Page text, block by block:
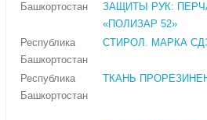
Башкортостан
ЗАЩИТЫ РУК:
«ПОЛИЗАР 52»
Республика
Башкортостан
СТИРОЛ. МАРКА
Республика
Башкортостан
ТКАНЬ